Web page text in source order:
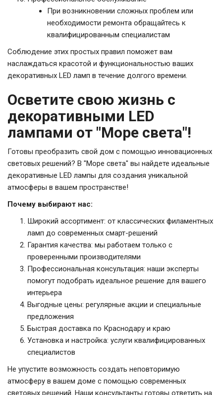
При возникновении сложных проблем или
необходимости ремонта обращайтесь к
квалифицированным специалистам
Соблюдение этих простых правил поможет вам
наслаждаться красотой и функциональностью ваших
декоративных LED ламп в течение долгого времени.
Осветите свою жизнь с
декоративными LED
лампами от "Море света"!
Готовы преобразить свой дом с помощью инновационных
световых решений? В "Море света" вы найдете идеальные
декоративные LED лампы для создания уникальной
атмосферы в вашем пространстве!
Почему выбирают нас:
Широкий ассортимент: от классических филаментных
ламп до современных смарт-решений
Гарантия качества: мы работаем только с
проверенными производителями
Профессиональная консультация: наши эксперты
помогут подобрать идеальное решение для вашего
интерьера
Выгодные цены: регулярные акции и специальные
предложения
Быстрая доставка по Краснодару и краю
Установка и настройка: услуги квалифицированных
специалистов
Не упустите возможность создать неповторимую
атмосферу в вашем доме с помощью современных
световых решений. Наши консультанты готовы ответить на